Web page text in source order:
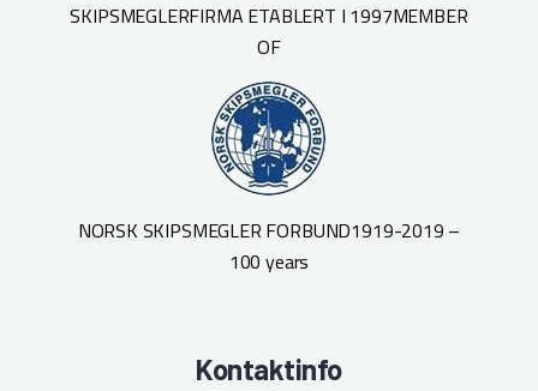
SKIPSMEGLERFIRMA ETABLERT I 1997MEMBER
OF
NORSK SKIPSMEGLER FORBUND1919-2019 –
100 years
Kontaktinfo